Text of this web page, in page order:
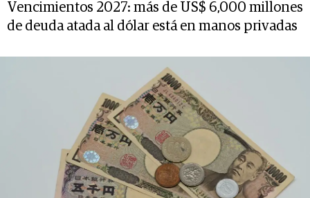
Vencimientos 2027: más de US$ 6,000 millones
de deuda atada al dólar está en manos privadas